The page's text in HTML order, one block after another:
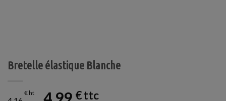
Bretelle élastique Blanche
€ €